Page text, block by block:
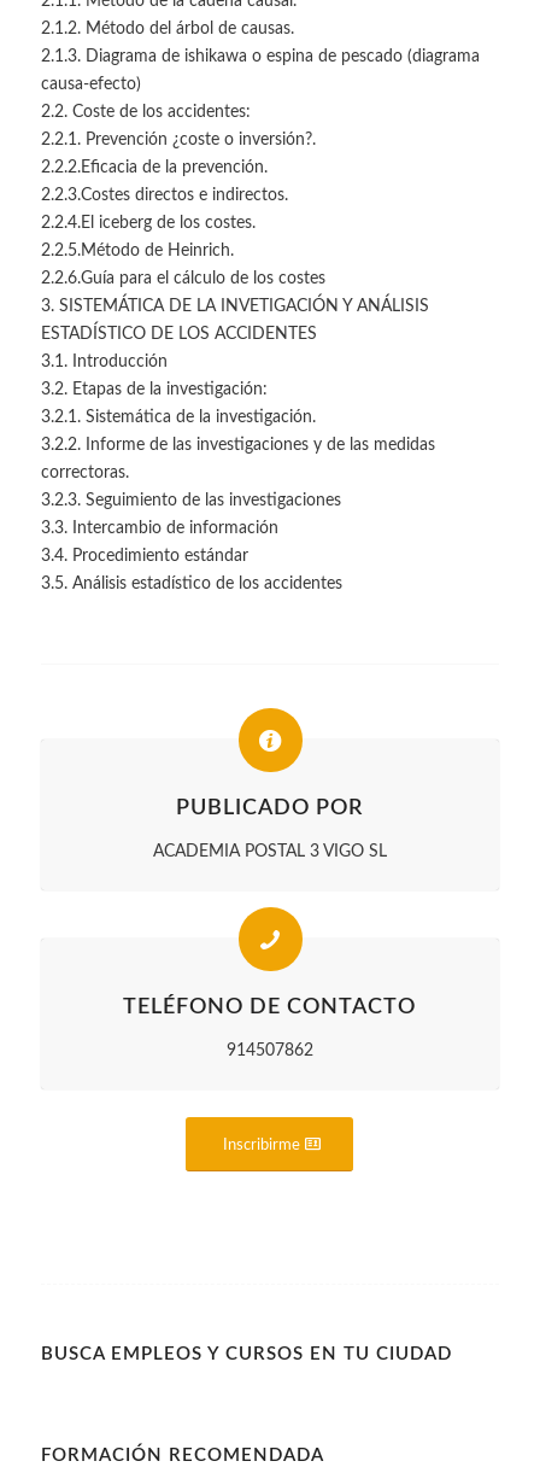
2.1.2. Método del árbol de causas.
2.1.3. Diagrama de ishikawa o espina de pescado (diagrama
causa-efecto)
2.2. Coste de los accidentes:
2.2.1. Prevención ¿coste o inversión?.
2.2.2.Eficacia de la prevención.
2.2.3.Costes directos e indirectos.
2.2.4.El iceberg de los costes.
2.2.5.Método de Heinrich.
2.2.6.Guía para el cálculo de los costes
3. SISTEMÁTICA DE LA INVETIGACIÓN Y ANÁLISIS
ESTADÍSTICO DE LOS ACCIDENTES
3.1. Introducción
3.2. Etapas de la investigación:
3.2.1. Sistemática de la investigación.
3.2.2. Informe de las investigaciones y de las medidas
correctoras.
3.2.3. Seguimiento de las investigaciones
3.3. Intercambio de información
3.4. Procedimiento estándar
3.5. Análisis estadístico de los accidentes
PUBLICADO POR
ACADEMIA POSTAL 3 VIGO SL
TELÉFONO DE CONTACTO
914507862
Inscribirme
BUSCA EMPLEOS Y CURSOS EN TU CIUDAD
FORMACIÓN RECOMENDADA